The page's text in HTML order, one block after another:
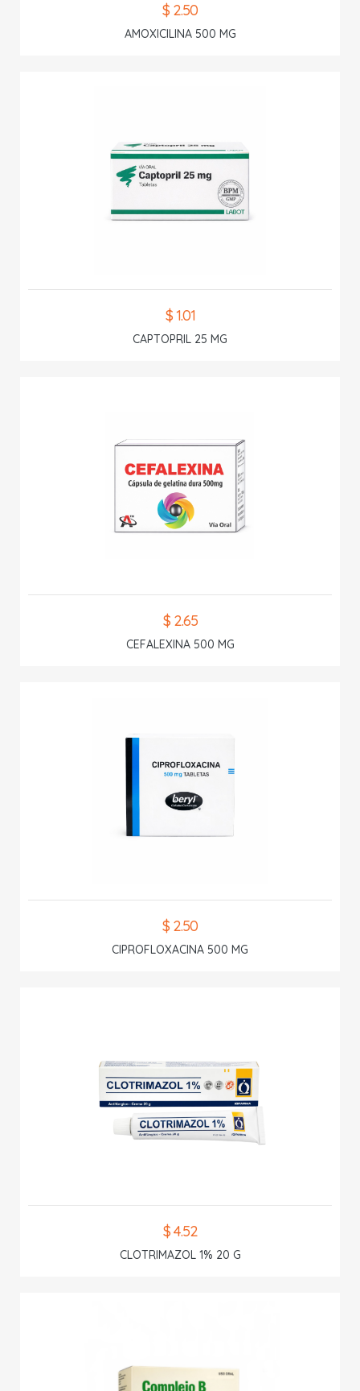
$ 2.50
AMOXICILINA 500 MG
$ 1.01
CAPTOPRIL 25 MG
$ 2.65
CEFALEXINA 500 MG
$ 2.50
CIPROFLOXACINA 500 MG
$ 4.52
CLOTRIMAZOL 1% 20 G